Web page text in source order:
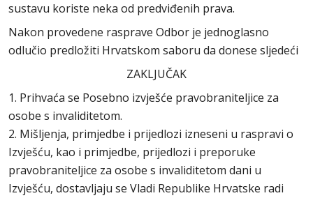
sustavu koriste neka od predviđenih prava.
Nakon provedene rasprave Odbor je jednoglasno
odlučio predložiti Hrvatskom saboru da donese sljedeći
ZAKLJUČAK
1. Prihvaća se Posebno izvješće pravobraniteljice za
osobe s invaliditetom.
2. Mišljenja, primjedbe i prijedlozi izneseni u raspravi o
Izvješću, kao i primjedbe, prijedlozi i preporuke
pravobraniteljice za osobe s invaliditetom dani u
Izvješću, dostavljaju se Vladi Republike Hrvatske radi